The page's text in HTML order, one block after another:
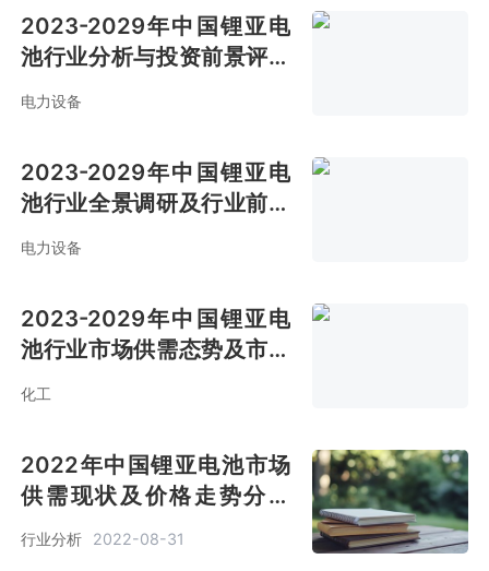
2023-2029年中国锂亚电
池行业分析与投资前景评估
报告
电力设备
2023-2029年中国锂亚电
池行业全景调研及行业前景
预测报告
电力设备
2023-2029年中国锂亚电
池行业市场供需态势及市场
化工
2022年中国锂亚电池市场
供需现状及价格走势分析
[图]
行业分析 2022-08-31